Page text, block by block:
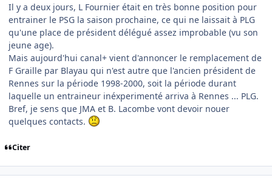
Il y a deux jours, L Fournier était en très bonne position pour
entrainer le PSG la saison prochaine, ce qui ne laissait à PLG
qu'une place de président délégué assez improbable (vu son
jeune age).
Mais aujourd'hui canal+ vient d'annoncer le remplacement de
F Graille par Blayau qui n'est autre que l'ancien président de
Rennes sur la période 1998-2000, soit la période durant
laquelle un entraineur inéxperimenté arriva à Rennes ... PLG.
Bref, je sens que JMA et B. Lacombe vont devoir nouer
quelques contacts.
Citer